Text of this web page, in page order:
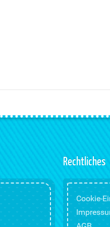
Rechtliches
Cookie-